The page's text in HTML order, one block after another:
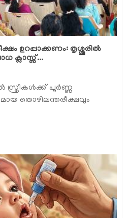
ഉറപ്പാക്കണം: തൃശ്ശൂരിൽ
പൂർണ്ണ
തൊഴിലന്തരീക്ഷവും